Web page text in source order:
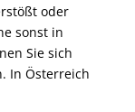
oder
sonst in
Sie sich
In Österreich